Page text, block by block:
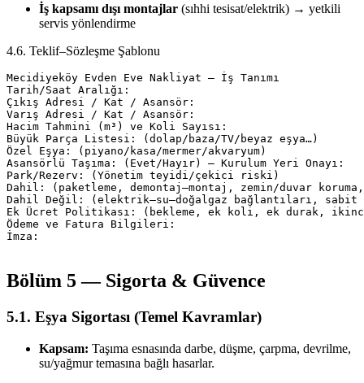
İş kapsamı dışı montajlar (sıhhi tesisat/elektrik) → yetkili
servis yönlendirme
4.6. Teklif–Sözleşme Şablonu
Mecidiyeköy Evden Eve Nakliyat — İş Tanımı
Tarih/Saat Aralığı:
Çıkış Adresi / Kat / Asansör:
Varış Adresi / Kat / Asansör:
Hacim Tahmini (m³) ve Koli Sayısı:
Büyük Parça Listesi: (dolap/baza/TV/beyaz eşya…)
Özel Eşya: (piyano/kasa/mermer/akvaryum)
Asansörlü Taşıma: (Evet/Hayır) — Kurulum Yeri Onayı:
Park/Rezerv: (Yönetim teyidi/çekici riski)
Dahil: (paketleme, demontaj–montaj, zemin/duvar
Dahil Değil: (elektrik–su–doğalgaz bağlantıları,
Ek Ücret Politikası: (bekleme, ek koli, ek durak,
Ödeme ve Fatura Bilgileri:
İmza:
Bölüm 5 — Sigorta & Güvence
5.1. Eşya Sigortası (Temel Kavramlar)
Kapsam: Taşıma esnasında darbe, düşme, çarpma, devrilme,
su/yağmur temasına bağlı hasarlar.